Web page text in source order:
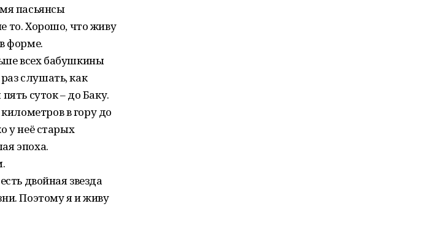
пасьянсы
то. Хорошо, что живу
форме.
всех бабушкины
слушать, как
суток – до Баку.
в гору до
у неё старых
эпоха.
двойная звезда
Поэтому я и живу